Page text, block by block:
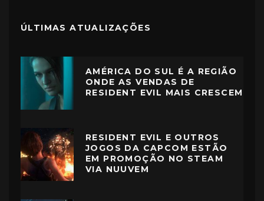
ÚLTIMAS ATUALIZAÇÕES
AMÉRICA DO SUL É A REGIÃO
ONDE AS VENDAS DE
RESIDENT EVIL MAIS CRESCEM
RESIDENT EVIL E OUTROS
JOGOS DA CAPCOM ESTÃO
EM PROMOÇÃO NO STEAM
VIA NUUVEM